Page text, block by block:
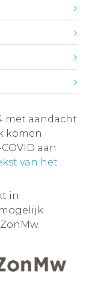
met aandacht
komen
aan
van het
in